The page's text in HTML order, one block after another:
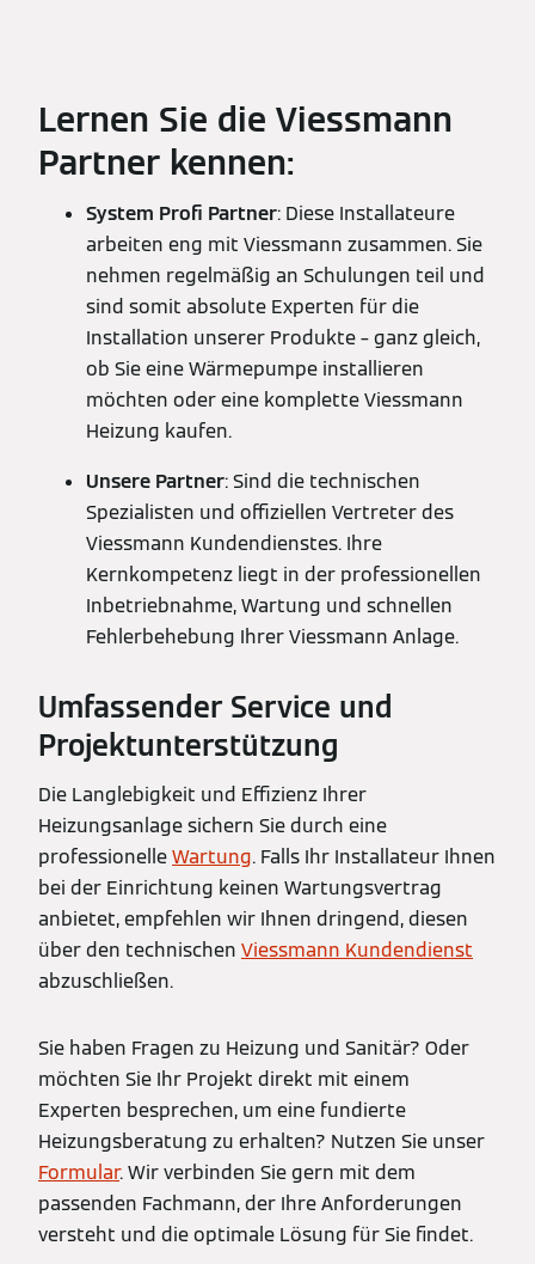
Lernen Sie die Viessmann
Partner kennen:
System Profi Partner: Diese Installateure
arbeiten eng mit Viessmann zusammen. Sie
nehmen regelmäßig an Schulungen teil und
sind somit absolute Experten für die
Installation unserer Produkte – ganz gleich,
ob Sie eine Wärmepumpe installieren
möchten oder eine komplette Viessmann
Heizung kaufen.
Unsere Partner: Sind die technischen
Spezialisten und offiziellen Vertreter des
Viessmann Kundendienstes. Ihre
Kernkompetenz liegt in der professionellen
Inbetriebnahme, Wartung und schnellen
Fehlerbehebung Ihrer Viessmann Anlage.
Umfassender Service und
Projektunterstützung
Die Langlebigkeit und Effizienz Ihrer
Heizungsanlage sichern Sie durch eine
professionelleWartung. Falls Ihr Installateur Ihnen
bei der Einrichtung keinen Wartungsvertrag
anbietet, empfehlen wir Ihnen dringend, diesen
über den technischen Viessmann Kundendienst
abzuschließen.
Sie haben Fragen zu Heizung und Sanitär? Oder
möchten Sie Ihr Projekt direkt mit einem
Experten besprechen, um eine fundierte
Heizungsberatung zu erhalten? Nutzen Sie unser
Formular. Wir verbinden Sie gern mit dem
passenden Fachmann, der Ihre Anforderungen
versteht und die optimale Lösung für Sie findet.